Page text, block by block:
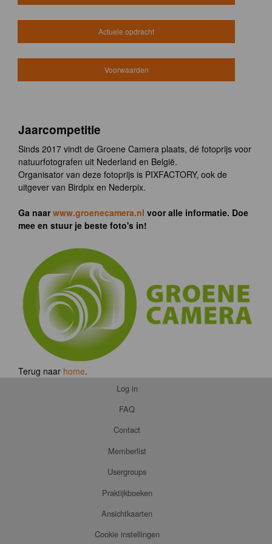
Actuele opdracht
Voorwaarden
Jaarcompetitie
Sinds 2017 vindt de Groene Camera plaats, dé fotoprijs voor
natuurfotografen uit Nederland en België.
Organisator van deze fotoprijs is PIXFACTORY, ook de
uitgever van Birdpix en Nederpix.
Ga naarwww.groenecamera.nl voor alle informatie. Doe
mee en stuur je beste foto's in!
Terug naar home.
Log in
FAQ
Contact
Memberlist
Usergroups
Praktijkboeken
Ansichtkaarten
Cookie instellingen